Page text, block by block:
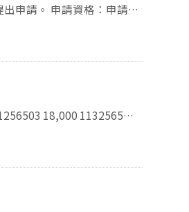
格：申請
至完成註冊後ㄧ年內，